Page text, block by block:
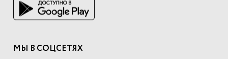
МЫ В СОЦСЕТЯХ